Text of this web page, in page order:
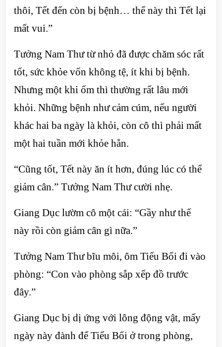
thôi, Tết đến còn bị bệnh… thế này thì Tết lại
mất vui.”
Tưởng Nam Thư từ nhỏ đã được chăm sóc rất
tốt, sức khỏe vốn không tệ, ít khi bị bệnh.
Nhưng một khi ốm thì thường rất lâu mới
khỏi. Những bệnh như cảm cúm, nếu người
khác hai ba ngày là khỏi, còn cô thì phải mất
một hai tuần mới khỏe hẳn.
“Cũng tốt, Tết này ăn ít hơn, đúng lúc có thể
giảm cân.” Tưởng Nam Thư cười nhẹ.
Giang Dục lườm cô một cái: “Gầy như thế
này rồi còn giảm cân gì nữa.”
Tưởng Nam Thư bĩu môi, ôm Tiểu Bối đi vào
phòng: “Con vào phòng sắp xếp đồ trước
đây.”
Giang Dục bị dị ứng với lông động vật, mấy
ngày này đành để Tiểu Bối ở trong phòng,